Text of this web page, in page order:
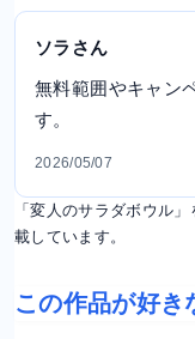
ソラさん
無料範囲やキャン
す。
2026/05/07
「変人のサラダボウル
載しています。
この作品が好き